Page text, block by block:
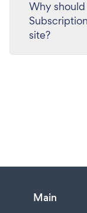
Why should
site?
Main